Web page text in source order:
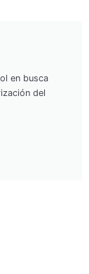
en busca
del